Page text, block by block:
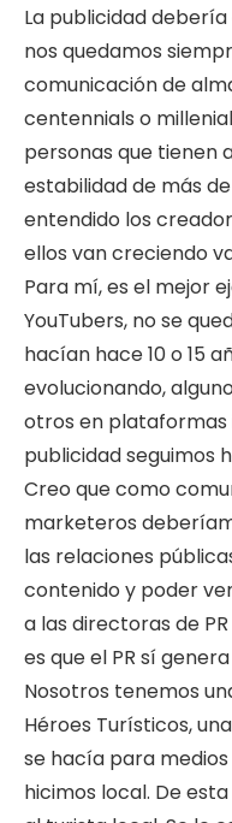
La publicidad
nos quedamos
comunicación de
centennials o
personas que tienen
estabilidad de más
entendido los
ellos van creciendo
Para mí, es el mejor
YouTubers, no se
hacían hace 10 o 15
evolucionando,
otros en plataformas
publicidad seguimos
Creo que como
marketeros
las relaciones
contenido y poder
a las directoras de
es que el PR sí
Nosotros tenemos
Héroes Turísticos,
se hacía para
hicimos local. De